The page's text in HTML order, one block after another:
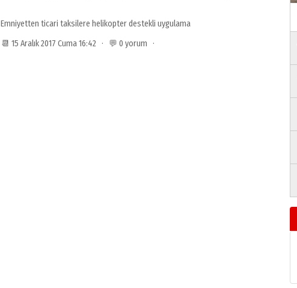
Emniyetten ticari taksilere helikopter destekli uygulama
📆 15 Aralık 2017 Cuma 16:42 · 💬 0 yorum ·